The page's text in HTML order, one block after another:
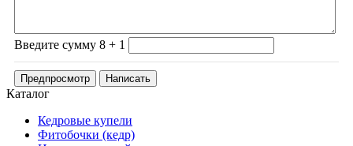
Введите сумму 8 + 1
Каталог
Кедровые купели
Фитобочки (кедр)